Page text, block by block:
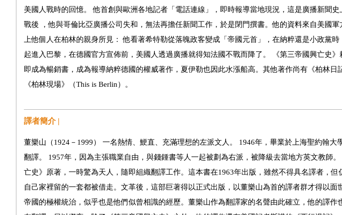
美國人戰時的回憶。 他首創與歐洲各地記者「電話連線」，即時報導當地現況，這是廣播新聞史
戰後 ，他與哥倫比亞廣播公司失和，無法再擔任新聞工作，於是閉門撰書。他的資料來自美國
上他個人在柏林的親身所見： 他看著希特勒從落魄政客變成「帝國元首」，在納粹還是小政黨
起進入巴黎，在德國官方宣佈前，美國人透過廣播就得知法國不戰而降了。 《第三帝國興亡史
即成為暢銷書，成為報導納粹德國的權威著作，夏伊勒也因此水漲船高。其他著作尚有《柏林日
《柏林現場》（This is Berlin）。
譯者簡介 |
董樂山（1924－1999） 一名熱情、鯁直、充滿理想的左派文人。 1946年，畢業於上海聖約翰大
翻譯。 1957年，因為主張職業自由，與錢鍾書等人一起被劃為右派，被降級去當地方英文教師
亡史》原著，一時驚為天人，隨即組織翻譯工作。這本書在1963年出版，雖然不得具名譯者，
自己家裡留的一套都被借走。文革後，這部巨著得以正式出版，以董樂山為首的譯者群才得以
帝國的極權統治，似乎也是他們似曾相識的經歷。董樂山作為翻譯家的名聲由此確立，他的譯作